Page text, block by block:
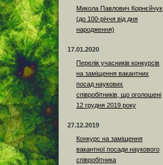
Микола Павлович Корнєйчук
(до 100-річчя від дня
народження)
17.01.2020
Перелік учасників конкурсів
на заміщення вакантних
посад наукових
співробітників, що оголошені
12 грудня 2019 року
27.12.2019
Конкурс на заміщення
вакантної посади наукового
співробітника